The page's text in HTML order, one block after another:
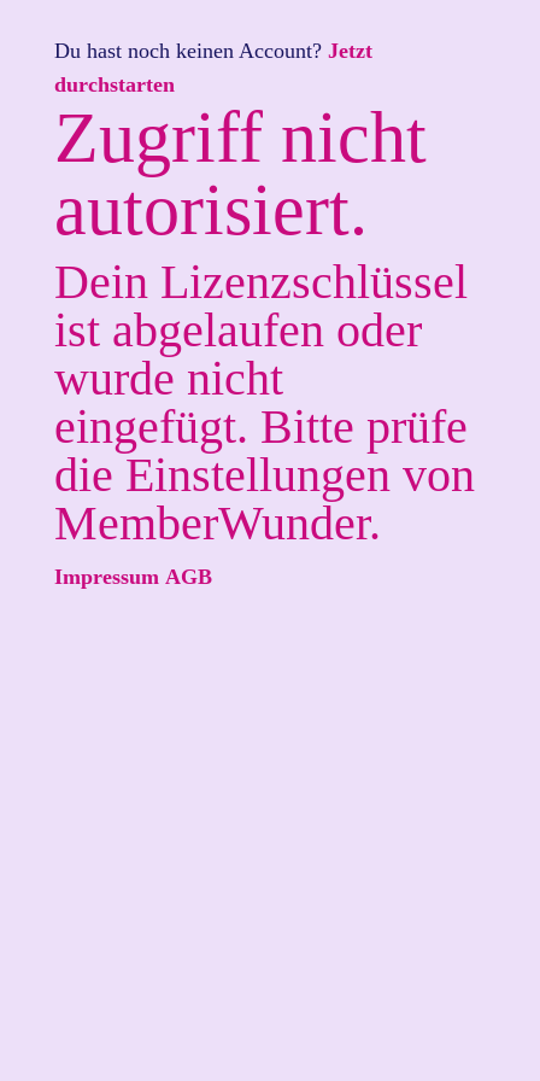
Du hast noch keinen Account? Jetzt
durchstarten
Zugriff nicht
autorisiert.
Dein Lizenzschlüssel
ist abgelaufen oder
wurde nicht
eingefügt. Bitte prüfe
die Einstellungen von
MemberWunder.
Impressum AGB